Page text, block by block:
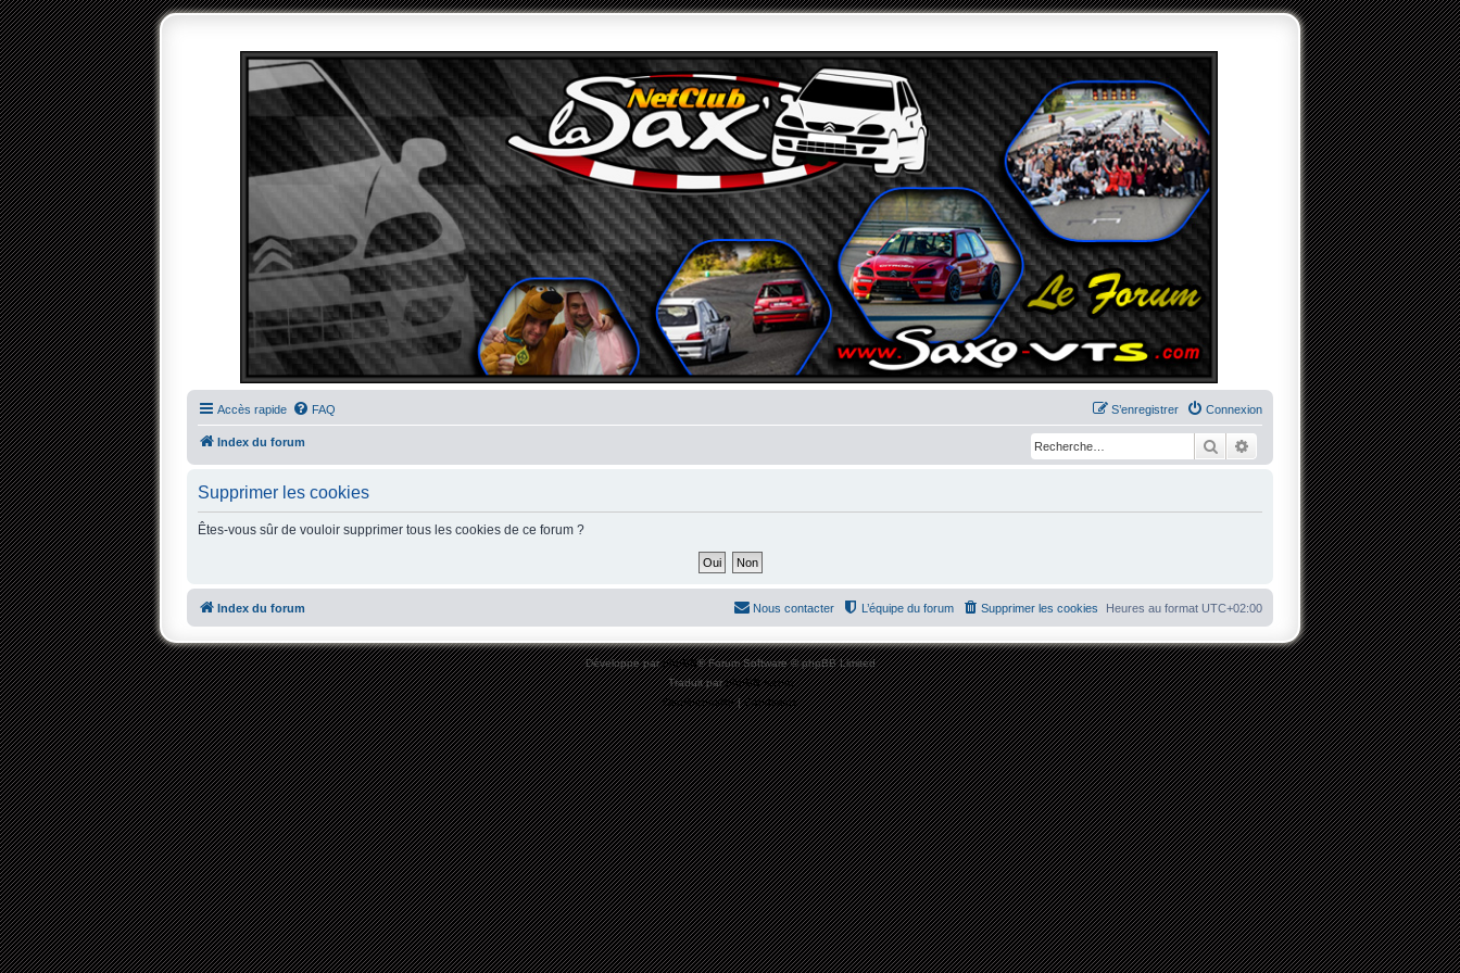
Accès rapide FAQ Connexion
S’enregistrer
Index du forum RechercherRecherche avancée
Supprimer les cookies
Êtes-vous sûr de vouloir supprimer tous les cookies de ce forum ?
Index du forum Heures au format UTC+02:00
Supprimer les cookies
L’équipe du forum
Nous contacter
Développé parphpBB® Forum Software © phpBB Limited
Traduit parphpBB-fr.com
Confidentialité|Conditions